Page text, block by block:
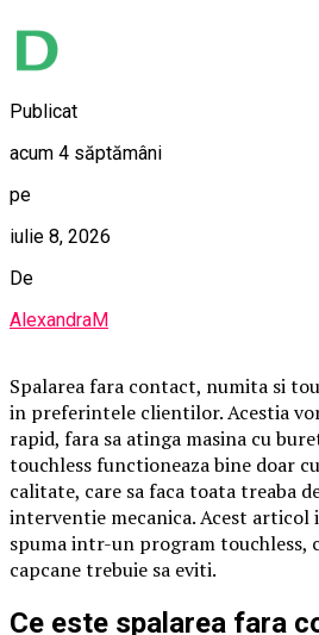
Publicat
acum 4 săptămâni
pe
iulie 8, 2026
De
AlexandraM
Spalarea fara contact, numita si
in preferintele clientilor. Acestia
rapid, fara sa atinga masina cu
touchless functioneaza bine doar
calitate, care sa faca toata treaba
interventie mecanica. Acest
spuma intr-un program touchless,
capcane trebuie sa eviti.
Ce este spalarea fara